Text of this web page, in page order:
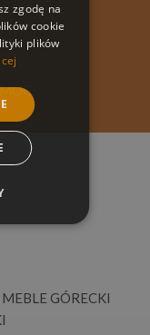
GÓRECKI
zgodę na
cookie
plików